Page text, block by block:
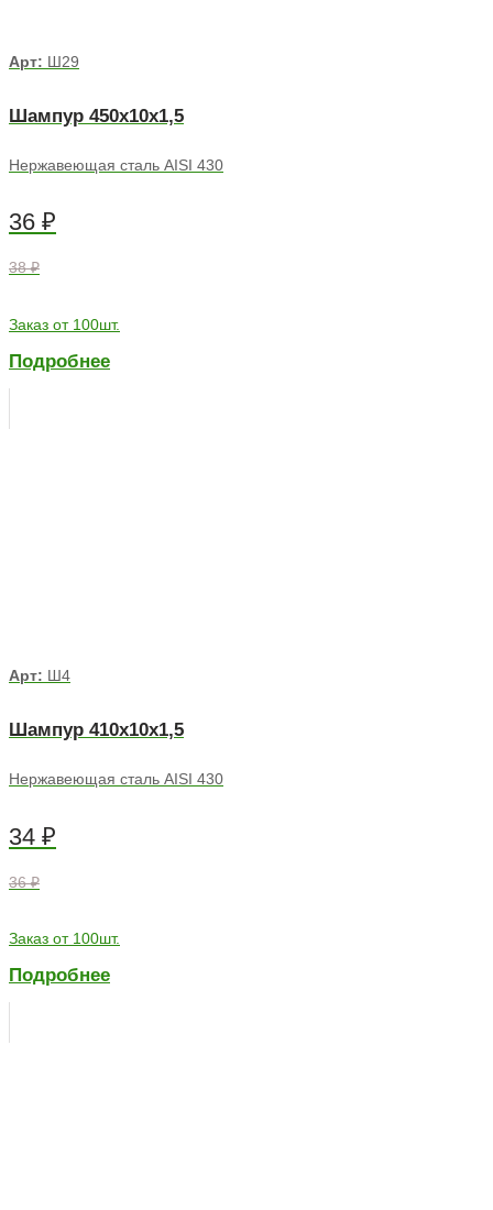
Арт: Ш29
Шампур 450х10х1,5
Нержавеющая сталь AISI 430
36 ₽
38 ₽
Заказ от 100шт.
Подробнее
Арт: Ш4
Шампур 410х10х1,5
Нержавеющая сталь AISI 430
34 ₽
36 ₽
Заказ от 100шт.
Подробнее